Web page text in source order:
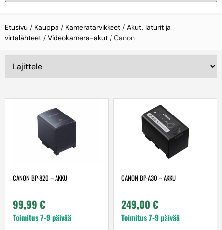
Etusivu / Kauppa / Kameratarvikkeet / Akut, laturit ja
virtalähteet / Videokamera-akut / Canon
CANON BP-820 – AKKU
99,99 €
Toimitus 7-9 päivää
CANON BP-A30 – AKKU
249,00 €
Toimitus 7-9 päivää